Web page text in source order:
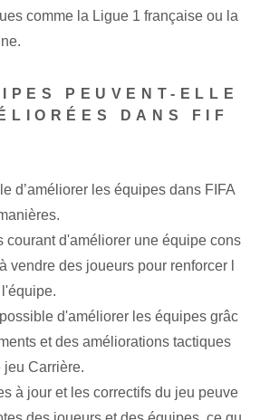
comme la Ligue 1 française ou la
PEUVENT-ELLE
DANS FIF
d’améliorer les équipes dans FIFA
courant d'améliorer une équipe cons
vendre des joueurs pour renforcer l
possible d'améliorer les équipes grâc
et des améliorations tactiques
jeu Carrière.
à jour et les correctifs du jeu peuve